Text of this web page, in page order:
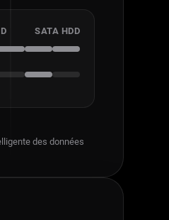
SATA HDD
des données